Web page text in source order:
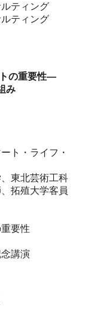
ティング
ティング
の重要性―
み
ト・ライフ・
東北芸術工科
拓殖大学客員
要性
講演